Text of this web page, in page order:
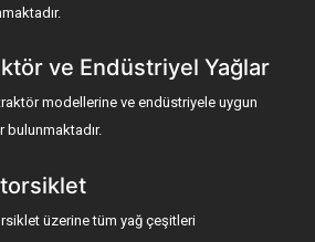
ve Endüstriyel Yağlar
modellerine ve endüstriyele uygun
bulunmaktadır.
üzerine tüm yağ çeşitleri